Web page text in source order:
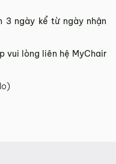
3 ngày kể từ ngày nhận
vui lòng liên hệ MyChair